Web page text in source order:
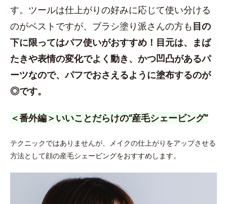
す。ツールは仕上がりの好みに応じて使い分ける
のがベストですが、ブラシ塗り派さんの方も 目の
下に限ってはパフ使いがおすすめ！目元は、まば
たきや表情の変化でよく動き、かつ凹凸があるパ
ーツなので、パフでおさえるように塗布するのが
◎です。
＜番外編＞いいことだらけの“産毛シェービング”
テクニックではありませんが、メイクの仕上がりをアップさせる
方法として顔の産毛シェービングをおすすめします。